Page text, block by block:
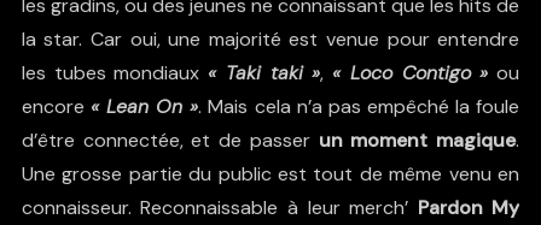
les gradins, ou des jeunes ne connaissant que les hits de
la star. Car oui, une majorité est venue pour entendre
les tubes mondiaux « Taki taki », « Loco Contigo » ou
encore « Lean On ». Mais cela n’a pas empêché la foule
d’être connectée, et de passer un moment magique.
Une grosse partie du public est tout de même venu en
connaisseur. Reconnaissable à leur merch’ Pardon My